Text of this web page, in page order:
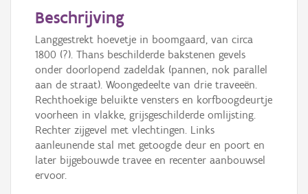
Beschrijving
Langgestrekt hoevetje in boomgaard, van circa
1800 (?). Thans beschilderde bakstenen gevels
onder doorlopend zadeldak (pannen, nok parallel
aan de straat). Woongedeelte van drie traveeën.
Rechthoekige beluikte vensters en korfboogdeurtje
voorheen in vlakke, grijsgeschilderde omlijsting.
Rechter zijgevel met vlechtingen. Links
aanleunende stal met getoogde deur en poort en
later bijgebouwde travee en recenter aanbouwsel
ervoor.